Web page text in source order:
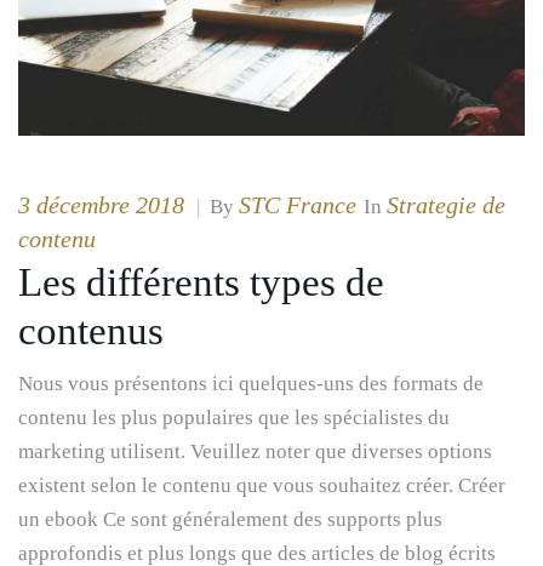
3 décembre 2018 | By STC France In Strategie de
contenu
Les différents types de
contenus
Nous vous présentons ici quelques-uns des formats de
contenu les plus populaires que les spécialistes du
marketing utilisent. Veuillez noter que diverses options
existent selon le contenu que vous souhaitez créer. Créer
un ebook Ce sont généralement des supports plus
approfondis et plus longs que des articles de blog écrits